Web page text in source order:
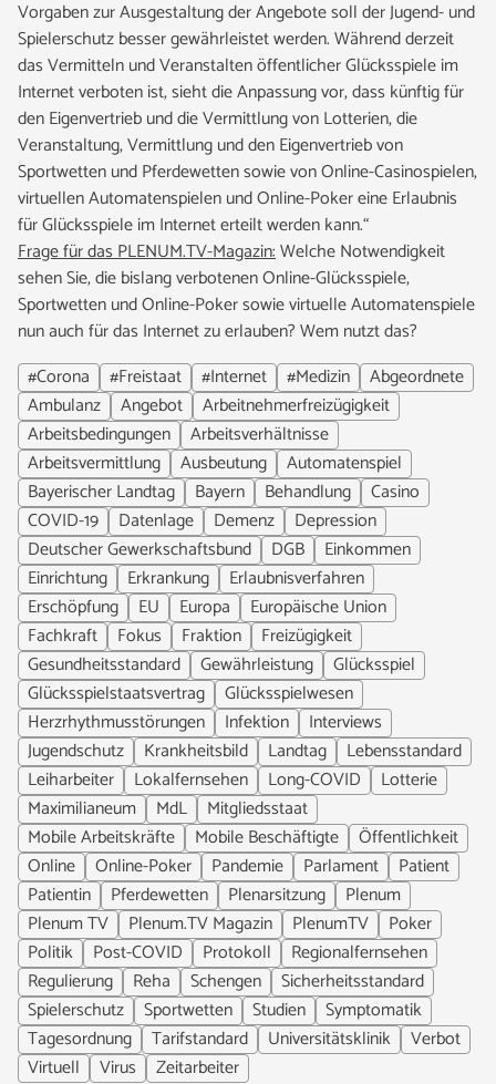
Vorgaben zur Ausgestaltung der Angebote soll der Jugend- und
Spielerschutz besser gewährleistet werden. Während derzeit
das Vermitteln und Veranstalten öffentlicher Glücksspiele im
Internet verboten ist, sieht die Anpassung vor, dass künftig für
den Eigenvertrieb und die Vermittlung von Lotterien, die
Veranstaltung, Vermittlung und den Eigenvertrieb von
Sportwetten und Pferdewetten sowie von Online-Casinospielen,
virtuellen Automatenspielen und Online-Poker eine Erlaubnis
für Glücksspiele im Internet erteilt werden kann.“
Frage für das PLENUM.TV-Magazin:Welche Notwendigkeit
sehen Sie, die bislang verbotenen Online-Glücksspiele,
Sportwetten und Online-Poker sowie virtuelle Automatenspiele
nun auch für das Internet zu erlauben? Wem nutzt das?
#Corona
#Freistaat #Internet #Medizin
Abgeordnete
Ambulanz
Angebot
Arbeitnehmerfreizügigkeit
Arbeitsbedingungen
Arbeitsverhältnisse
Arbeitsvermittlung
Ausbeutung
Automatenspiel
Bayerischer Landtag
Bayern Behandlung
Casino
COVID-19
Datenlage Demenz
Depression
Deutscher Gewerkschaftsbund
DGB
Einkommen
Einrichtung
Erkrankung
Erlaubnisverfahren
Erschöpfung
EU Europa
Europäische Union
Fachkraft
Fokus Fraktion
Freizügigkeit
Gesundheitsstandard
Gewährleistung
Glücksspiel
Glücksspielstaatsvertrag
Glücksspielwesen
Herzrhythmusstörungen
Infektion
Interviews
Jugendschutz
Krankheitsbild Landtag
Lebensstandard
Leiharbeiter
Lokalfernsehen Long-COVID
Lotterie
Maximilianeum
MdL
Mitgliedsstaat
Mobile Arbeitskräfte
Mobile Beschäftigte
Öffentlichkeit
Online
Online-Poker Pandemie Parlament
Patient
Patientin
Pferdewetten Plenarsitzung
Plenum
Plenum TV
Plenum.TV Magazin PlenumTV
Poker
Politik
Post-COVID Protokoll
Regionalfernsehen
Regulierung
Reha Schengen
Sicherheitsstandard
Spielerschutz
Sportwetten Studien
Symptomatik
Tagesordnung
Tarifstandard Universitätsklinik
Verbot
Virtuell
Virus Zeitarbeiter